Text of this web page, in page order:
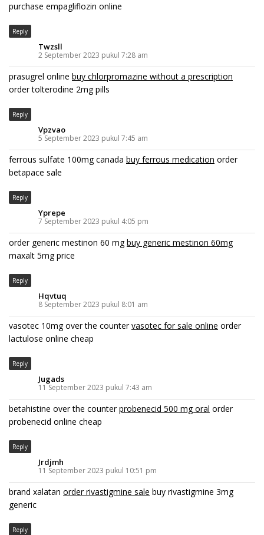
purchase empagliflozin online
Reply
Twzsll
2 September 2023 pukul 7:28 am
prasugrel online buy chlorpromazine without a prescription
order tolterodine 2mg pills
Reply
Vpzvao
5 September 2023 pukul 7:45 am
ferrous sulfate 100mg canada buy ferrous medication order
betapace sale
Reply
Yprepe
7 September 2023 pukul 4:05 pm
order generic mestinon 60 mgbuy generic mestinon 60mg
maxalt 5mg price
Reply
Hqvtuq
8 September 2023 pukul 8:01 am
vasotec 10mg over the countervasotec for sale online order
lactulose online cheap
Reply
Jugads
11 September 2023 pukul 7:43 am
betahistine over the counterprobenecid 500 mg oral order
probenecid online cheap
Reply
Jrdjmh
11 September 2023 pukul 10:51 pm
brand xalatan order rivastigmine sale buy rivastigmine 3mg
generic
Reply